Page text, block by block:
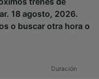
18 agosto, 2026.
o buscar otra hora o
Duración